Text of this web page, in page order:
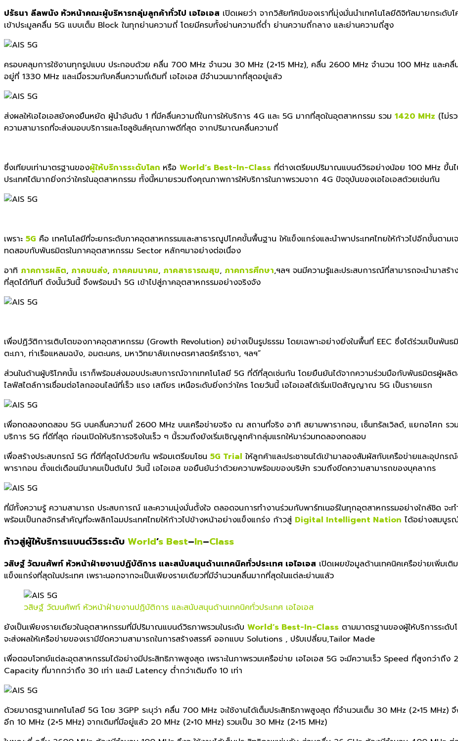
ปรัธนา ลีลพนัง หัวหน้าคณะผู้บริหารกลุ่มลูกค้าทั่วไป เอไอเอส เปิดเผยว่า จากวิสัยทัศน์ของเราที่มุ่งมั่นนำเทคโนโลยีดิจิทัลมายกระดับโ
เข้าประมูลคลื่น 5G แบบเต็ม Block ในทุกย่านความถี่ โดยมีครบทั้งย่านความถี่ต่ำ ย่านความถี่กลาง และย่านความถี่สูง
ครอบคลุมการใช้งานทุกรูปแบบ ประกอบด้วย คลื่น 700 MHz จำนวน 30 MHz (2×15 MHz), คลื่น 2600 MHz จำนวน 100 MHz และค
อยู่ที่ 1330 MHz และเมื่อรวมกับคลื่นความถี่เดิมที่ เอไอเอส มีจำนวนมากที่สุดอยู่แล้ว
ส่งผลให้เอไอเอสยังคงยืนหยัด ผู้นำอันดับ 1 ที่มีคลื่นความถี่ในการให้บริการ 4G และ 5G มากที่สุดในอุตสาหกรรม รวม 1420 MHz (ไม่ร
ความสามารถที่จะส่งมอบบริการและโซลูชันส์คุณภาพดีที่สุด จากปริมาณคลื่นความถี่
ซึ่งเทียบเท่ามาตรฐานของผู้ให้บริการระดับโลก หรือ World’s Best-In-Class ที่ต่างเตรียมปริมาณแบนด์วิธอย่างน้อย 100 MHz ขึ้น
ประเทศได้มากยิ่งกว่าใครในอุตสาหกรรม ทั้งนี้หมายรวมถึงคุณภาพการให้บริการในภาพรวมจาก 4G ปัจจุบันของเอไอเอสด้วยเช่นกัน
เพราะ 5G คือ เทคโนโลยีที่จะยกระดับภาคอุตสาหกรรมและสาธารณูปโภคขั้นพื้นฐาน ให้แข็งแกร่งและนำพาประเทศไทยให้ก้าวไปอีกขั้นตาม
ทดสอบกับพันธมิตรในภาคอุตสาหกรรม Sector หลักๆมาอย่างต่อเนื่อง
อาทิ ภาคการผลิต, ภาคขนส่ง, ภาคคมนาคม, ภาคสาธารณสุข, ภาคการศึกษา,ฯลฯ จนมีความรู้และประสบการณ์ที่สามารถจะนำมาสร้
ที่สุดได้ทันที ดังนั้นวันนี้ จึงพร้อมนำ 5G เข้าไปสู่ภาคอุตสาหกรรมอย่างจริงจัง
เพื่อปฏิวัติการเติบโตของภาคอุตสาหกรรม (Growth Revolution) อย่างเป็นรูปธรรม โดยเฉพาะอย่างยิ่งในพื้นที่ EEC ซึ่งได้ร่วมเป็นพัน
ตะเภา, ท่าเรือแหลมฉบัง, อมตะนคร, มหาวิทยาลัยเกษตรศาสตร์ศรีราชา, ฯลฯ”
ส่วนในด้านผู้บริโภคนั้น เราก็พร้อมส่งมอบประสบการณ์จากเทคโนโลยี 5G ที่ดีที่สุดเช่นกัน โดยยืนยันได้จากความร่วมมือกับพันธมิตรผู้ผลิต
ไลฟ์สไตล์การเชื่อมต่อโลกออนไลน์ที่เร็ว แรง เสถียร เหนือระดับยิ่งกว่าใคร โดยวันนี้ เอไอเอสได้เริ่มเปิดสัญญาณ 5G เป็นรายแรก
เพื่อทดลองทดสอบ 5G บนคลื่นความถี่ 2600 MHz บนเครือข่ายจริง ณ สถานที่จริง อาทิ สยามพารากอน, เซ็นทรัลเวิลด์, แยกอโศก รวม
บริการ 5G ที่ดีที่สุด ก่อนเปิดให้บริการจริงในเร็ว ๆ นี้รวมถึงยังเริ่มเชิญลูกค้ากลุ่มแรกให้มาร่วมทดลองทดสอบ
เพื่อสร้างประสบกรณ์ 5G ที่ดีที่สุดไปด้วยกัน พร้อมเตรียมโซน 5G Trial ให้ลูกค้าและประชาชนได้เข้ามาลองสัมผัสกับเครือข่ายและอุปกรณ์
พารากอน ตั้งแต่เดือนมีนาคมเป็นต้นไป วันนี้ เอไอเอส ขอยืนยันว่าด้วยความพร้อมของบริษัท รวมถึงขีดความสามารถของบุคลากร
ที่มีทั้งความรู้ ความสามารถ ประสบการณ์ และความมุ่งมั่นตั้งใจ ตลอดจนการทำงานร่วมกับพาร์ทเนอร์ในทุกอุตสาหกรรมอย่างใกล้ชิด จะท
พร้อมเป็นกลจักรสำคัญที่จะพลิกโฉมประเทศไทยให้ก้าวไปข้างหน้าอย่างแข็งแกร่ง ก้าวสู่ Digital Intelligent Nation ได้อย่างสมบูร
ก้าวสู่ผู้ให้บริการแบนด์วิธระดับ World’s Best–In–Class
วสิษฐ์ วัฒนศัพท์ หัวหน้าฝ่ายงานปฏิบัติการ และสนับสนุนด้านเทคนิคทั่วประเทศ เอไอเอส เปิดเผยข้อมูลด้านเทคนิคเครือข่ายเพิ่มเติ
แข็งแกร่งที่สุดในประเทศ เพราะนอกจากจะเป็นเพียงรายเดียวที่มีจำนวนคลื่นมากที่สุดในแต่ละย่านแล้ว
วสิษฐ์ วัฒนศัพท์ หัวหน้าฝ่ายงานปฏิบัติการ และสนับสนุนด้านเทคนิคทั่วประเทศ เอไอเอส
ยังเป็นเพียงรายเดียวในอุตสาหกรรมที่มีปริมาณแบนด์วิธภาพรวมในระดับ World’s Best-In-Class ตามมาตรฐานของผู้ให้บริการระดับ
จะส่งผลให้เครือข่ายของเรามีขีดความสามารถในการสร้างสรรค์ ออกแบบ Solutions , ปรับเปลี่ยน,Tailor Made
เพื่อตอบโจทย์แต่ละอุตสาหกรรมได้อย่างมีประสิทธิภาพสูงสุด เพราะในภาพรวมเครือข่าย เอไอเอส 5G จะมีความเร็ว Speed ที่สูงกว่าถึง
Capacity ที่มากกว่าถึง 30 เท่า และมี Latency ต่ำกว่าเดิมถึง 10 เท่า
ด้วยมาตรฐานเทคโนโลยี 5G โดย 3GPP ระบุว่า คลื่น 700 MHz จะใช้งานได้เต็มประสิทธิภาพสูงสุด ที่จำนวนเต็ม 30 MHz (2×15 MHz)
อีก 10 MHz (2×5 MHz) จากเดิมที่มีอยู่แล้ว 20 MHz (2×10 MHz) รวมเป็น 30 MHz (2×15 MHz)